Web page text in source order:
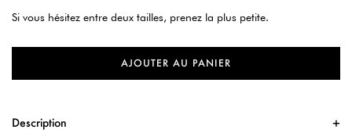
Si vous hésitez entre deux tailles, prenez la plus petite.
AJOUTER AU PANIER
Description